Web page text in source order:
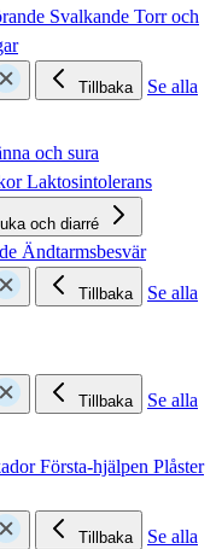
Svalkande Torr och
Tillbaka
Se alla
och sura
Laktosintolerans
och diarré
Ändtarmsbesvär
Tillbaka
Se alla
Tillbaka
Se alla
Första-hjälpen Plåster
Tillbaka
Se alla